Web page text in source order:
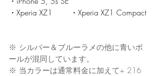
・Xperia XZ1 　　・Xperia XZ1 Compact
※ シルバー＆ブルーラメの他に青いボ
ールが混同しています。
※ 当カラーは通常料金に加えて+ 216